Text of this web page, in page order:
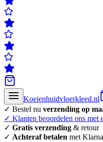
Koeienhuidvloerkleed.nl
✓ Bestel nu verzending op
✓ Klanten beoordelen ons met
✓ Gratis verzending & retour
✓ Achteraf betalen met Klarna